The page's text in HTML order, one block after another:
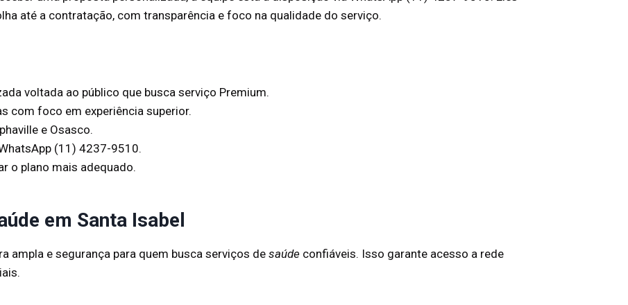
até a contratação, com transparência e foco na qualidade do serviço.
voltada ao público que busca serviço Premium.
com foco em experiência superior.
e Osasco.
(11) 4237-9510.
o plano mais adequado.
em Santa Isabel
ampla e segurança para quem busca serviços de saúde confiáveis. Isso garante acesso a rede